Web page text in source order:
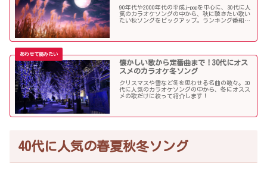
90年代や2000年代の平成j-popを中心に、30代に人
気のカラオケソングの中から、秋に聴きたい歌い
たい秋ソングをピックアップ。ランキング番組で
懐かしい歌から定番曲まで！30代にオス
スメのカラオケ冬ソング
クリスマスや雪など冬を思わせる名曲の数々。30
代に人気のカラオケソングの中から、冬にオスス
メの歌だけに絞って紹介します！
40代に人気の春夏秋冬ソング